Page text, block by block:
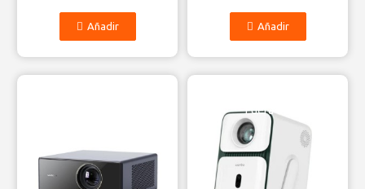
Añadir Añadir
Fuera de stock